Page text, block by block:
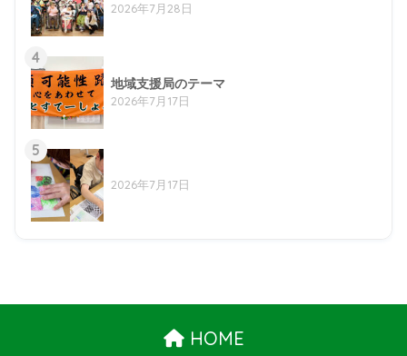
2026年7月28日
4
地域支援局のテーマ
2026年7月17日
5
2026年7月17日
HOME